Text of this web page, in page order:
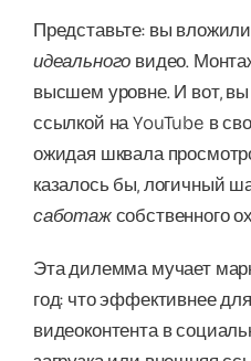
Представьте: вы
идеального видео.
высшем уровне. И вот,
ссылкой на YouTube в
ожидая шквала
казалось бы, логичный
саботажсобственного
Эта дилемма мучает
год: что эффективнее
видеоконтента в